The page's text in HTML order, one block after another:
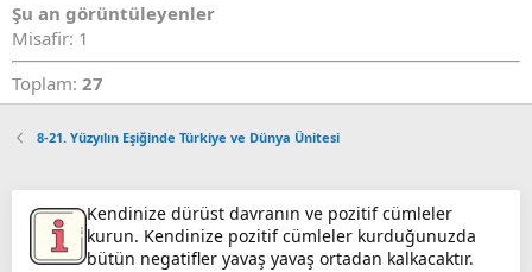
Şu an görüntüleyenler
Misafir: 1
Toplam: 27
8-21. Yüzyılın Eşiğinde Türkiye ve Dünya Ünitesi
Kendinize dürüst davranın ve pozitif cümleler
kurun. Kendinize pozitif cümleler kurduğunuzda
bütün negatifler yavaş yavaş ortadan kalkacaktır.